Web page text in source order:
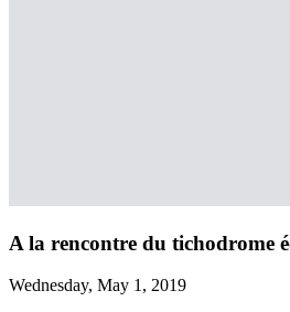
A la rencontre du tichodrome
Wednesday, May 1, 2019